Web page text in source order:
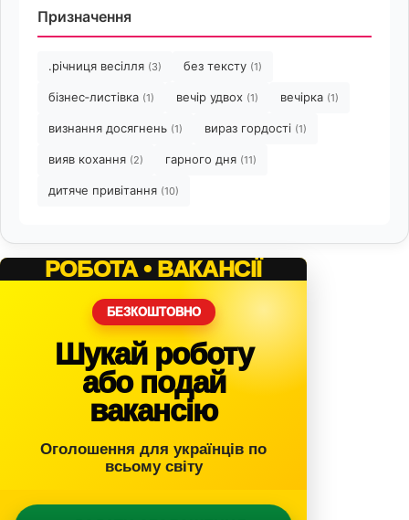
Призначення
.річниця весілля (3) без тексту (1)
бізнес‑листівка (1) вечір удвох (1) вечірка (1)
визнання досягнень (1) вираз гордості (1)
вияв кохання (2) гарного дня (11)
дитяче привітання (10)
РОБОТА • ВАКАНСІЇ
БЕЗКОШТОВНО
Шукай роботу
або подай
вакансію
Оголошення для українців по
всьому світу